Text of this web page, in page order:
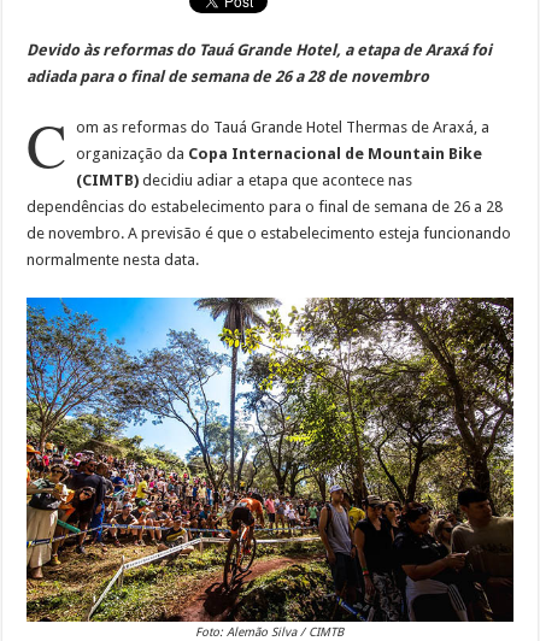
Devido às reformas do Tauá Grande Hotel, a etapa de Araxá foi
adiada para o final de semana de 26 a 28 de novembro
C
om as reformas do Tauá Grande Hotel Thermas de Araxá, a
organização da Copa Internacional de Mountain Bike
(CIMTB) decidiu adiar a etapa que acontece nas
dependências do estabelecimento para o final de semana de 26 a 28
de novembro. A previsão é que o estabelecimento esteja funcionando
normalmente nesta data.
Foto: Alemão Silva / CIMTB